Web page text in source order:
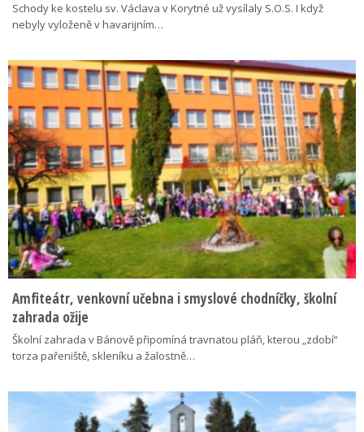
Schody ke kostelu sv. Václava v Korytné už vysílaly S.O.S. I když
nebyly vyloženě v havarijním…
Amfiteátr, venkovní učebna i smyslové chodníčky, školní
zahrada ožije
Školní zahrada v Bánově připomíná travnatou pláň, kterou „zdobí“
torza pařeniště, skleníku a žalostně…